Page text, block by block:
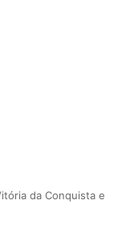
da Conquista e